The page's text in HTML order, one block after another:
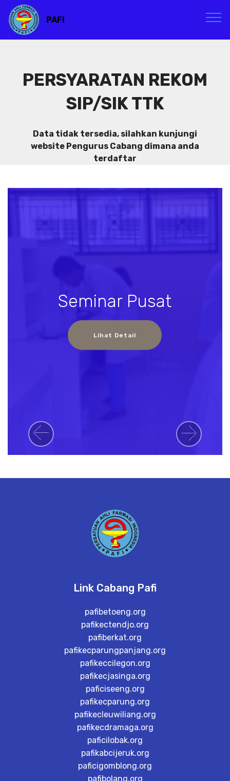
PAFI
PERSYARATAN REKOM
SIP/SIK TTK
Data tidak tersedia, silahkan kunjungi
website Pengurus Cabang dimana anda
terdaftar
Seminar Pusat
Lihat Detail
Previous Next
Link Cabang Pafi
pafibetoeng.org
pafikectendjo.org
pafiberkat.org
pafikecparungpanjang.org
pafikeccilegon.org
pafikecjasinga.org
paficiseeng.org
pafikecparung.org
pafikecleuwiliang.org
pafikecdramaga.org
paficilobak.org
pafikabcijeruk.org
paficigomblong.org
pafibolang.org